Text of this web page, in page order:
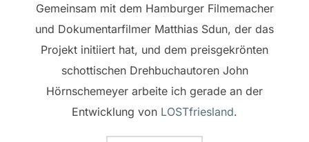
Gemeinsam mit dem Hamburger Filmemacher
und Dokumentarfilmer Matthias Sdun, der das
Projekt initiiert hat, und dem preisgekrönten
schottischen Drehbuchautoren John
Hörnschemeyer arbeite ich gerade an der
Entwicklung von LOSTfriesland.